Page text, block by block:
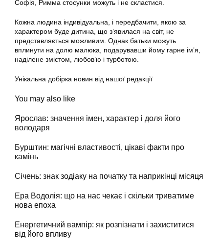
Софія, Римма стосунки можуть і не скластися.
Кожна людина індивідуальна, і передбачити, якою за
характером буде дитина, що з’явилася на світ, не
представляється можливим. Однак батьки можуть
вплинути на долю малюка, подарувавши йому гарне ім’я,
наділене змістом, любов’ю і турботою.
Унікальна добірка новин від нашої редакції
You may also like
Ярослав: значення імен, характер і доля його
володаря
Бурштин: магічні властивості, цікаві факти про
камінь
Січень: знак зодіаку на початку та наприкінці місяця
Ера Водолія: що на нас чекає і скільки триватиме
нова епоха
Енергетичний вампір: як розпізнати і захиститися
від його впливу